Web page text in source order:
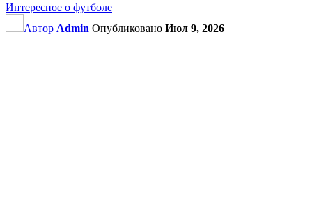
Интересное о футболе
Автор Admin Опубликовано Июл 9, 2026